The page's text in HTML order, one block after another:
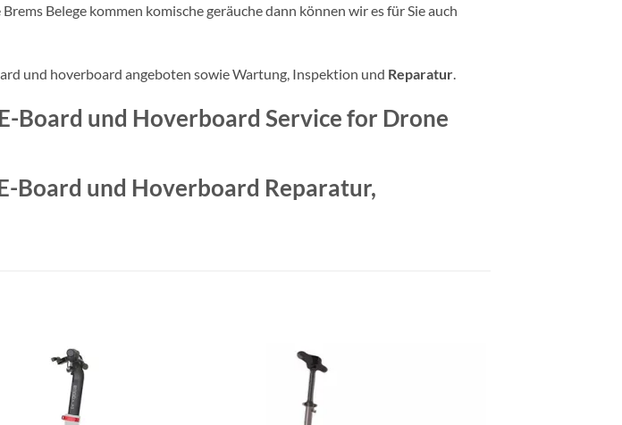
Belege kommen komische geräuche dann können wir es für Sie auch
und hoverboard angeboten sowie Wartung, Inspektion und Reparatur
Board und Hoverboard Service for Drone
Board und Hoverboard Reparatur,